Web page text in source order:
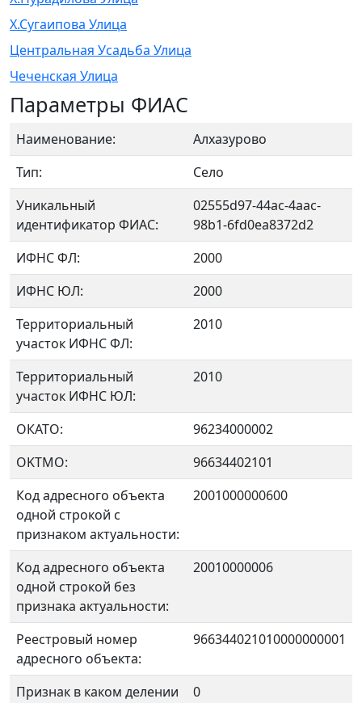
Х.Сугаипова Улица
Центральная Усадьба Улица
Чеченская Улица
Параметры ФИАС
Наименование:
Алхазурово
Тип:
Село
Уникальный
идентификатор ФИАС:
02555d97-44ac-4aac-
98b1-6fd0ea8372d2
ИФНС ФЛ:
2000
ИФНС ЮЛ:
2000
Территориальный
участок ИФНС ФЛ:
2010
Территориальный
участок ИФНС ЮЛ:
2010
ОКАТО:
96234000002
OKTMO:
96634402101
Код адресного объекта
одной строкой с
признаком актуальности:
2001000000600
Код адресного объекта
одной строкой без
признака актуальности:
20010000006
Реестровый номер
адресного объекта:
966344021010000000001
Признак в каком делении
0